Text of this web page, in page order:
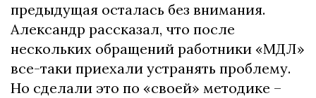
предыдущая осталась без внимания.
Александр рассказал, что после
нескольких обращений работники «МДЛ»
все-таки приехали устранять проблему.
Но сделали это по «своей» методике –